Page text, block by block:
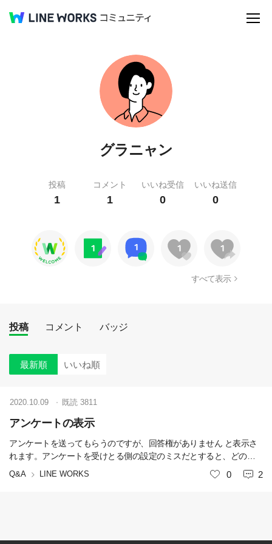
グラニャン
投稿
1
コメント
1
いいね受信
0
いいね送信
0
すべて表示
投稿 コメント バッジ
最新順 いいね順
アンケートの表示
アンケートを送ってもらうのですが、回答権がありません と表示さ
れます。アンケートを受けとる側の設定のミスだとすると、どのよ
うな設定ミス等あると考えられますか？
Q&A LINE WORKS
2020.10.09 既読 3811
いいね
0 2